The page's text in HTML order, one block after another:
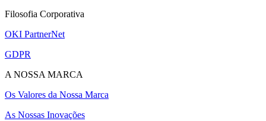
Filosofia Corporativa
OKI PartnerNet
GDPR
A NOSSA MARCA
Os Valores da Nossa Marca
As Nossas Inovações